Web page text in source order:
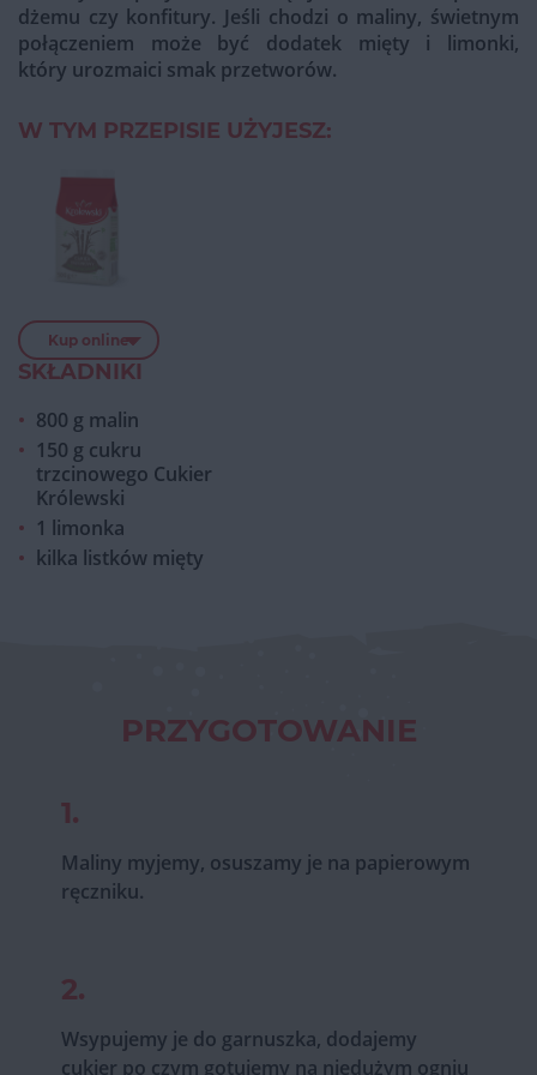
dżemu czy konfitury. Jeśli chodzi o maliny, świetnym
połączeniem może być dodatek mięty i limonki,
który urozmaici smak przetworów.
W TYM PRZEPISIE UŻYJESZ:
Kup online
SKŁADNIKI
800 g malin
150 g cukru
trzcinowego Cukier
Królewski
1 limonka
kilka listków mięty
PRZYGOTOWANIE
1.
Maliny myjemy, osuszamy je na papierowym
ręczniku.
2.
Wsypujemy je do garnuszka, dodajemy
cukier po czym gotujemy na niedużym ogniu